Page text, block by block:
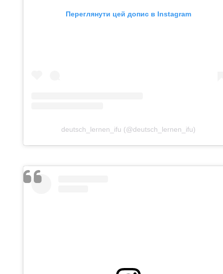
Переглянути цей допис в Instagram
deutsch_lernen_ifu (@deutsch_lernen_ifu)